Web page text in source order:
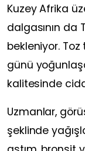
Kuzey Afrika
dalgasının da
bekleniyor. Toz
günü
kalitesinde
Uzmanlar,
şeklinde